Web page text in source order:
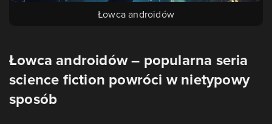
Łowca androidów
Łowca androidów – popularna seria
science fiction powróci w nietypowy
sposób